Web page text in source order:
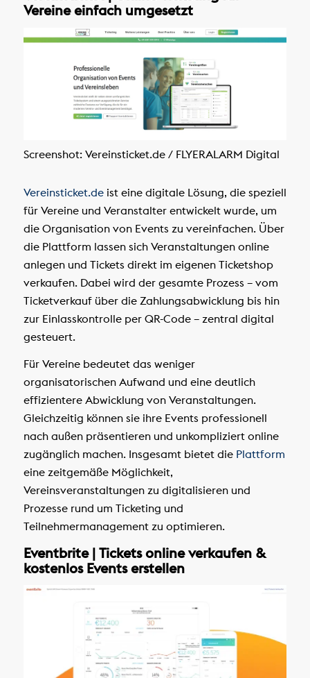
Vereine einfach umgesetzt
Screenshot: Vereinsticket.de / FLYERALARM Digital
Vereinsticket.deist eine digitale Lösung, die speziell
für Vereine und Veranstalter entwickelt wurde, um
die Organisation von Events zu vereinfachen. Über
die Plattform lassen sich Veranstaltungen online
anlegen und Tickets direkt im eigenen Ticketshop
verkaufen. Dabei wird der gesamte Prozess – vom
Ticketverkauf über die Zahlungsabwicklung bis hin
zur Einlasskontrolle per QR-Code – zentral digital
gesteuert.
Für Vereine bedeutet das weniger
organisatorischen Aufwand und eine deutlich
effizientere Abwicklung von Veranstaltungen.
Gleichzeitig können sie ihre Events professionell
nach außen präsentieren und unkompliziert online
zugänglich machen. Insgesamt bietet die Plattform
eine zeitgemäße Möglichkeit,
Vereinsveranstaltungen zu digitalisieren und
Prozesse rund um Ticketing und
Teilnehmermanagement zu optimieren.
Eventbrite | Tickets online verkaufen &
kostenlos Events erstellen